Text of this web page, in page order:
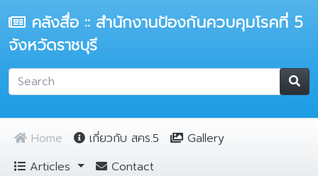
คลังสื่อ :: สำนักงานป้องกันควบคุมโรคที่ 5
จังหวัดราชบุรี
Home เกี่ยวกับ สคร.5
Gallery
Articles
Contact